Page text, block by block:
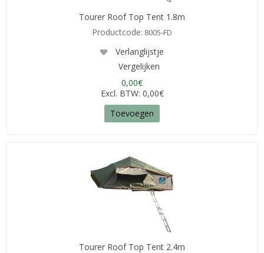
Tourer Roof Top Tent 1.8m
Productcode: 8005-FD
Verlanglijstje
Vergelijken
0,00€
Excl. BTW: 0,00€
Toevoegen
Tourer Roof Top Tent 2.4m